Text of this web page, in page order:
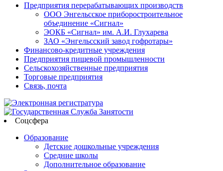
Предприятия перерабатывающих производств
ООО Энгельсское приборостроительное
объединение «Сигнал»
ЭОКБ «Сигнал» им. А.И. Глухарева
ЗАО «Энгельсский завод гофротары»
Финансово-кредитные учреждения
Предприятия пищевой промышленности
Сельскохозяйственные предприятия
Торговые предприятия
Связь, почта
Соцсфера
Образование
Детские дошкольные учреждения
Средние школы
Дополнительное образование